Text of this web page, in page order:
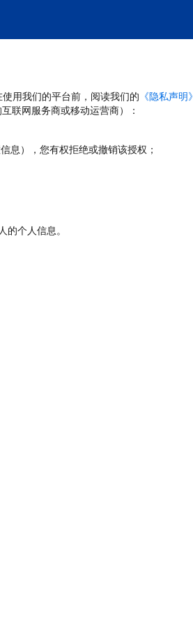
用我们的平台前，阅读我们的 《隐私声明》
联网服务商或移动运营商）：
息），您有权拒绝或撤销该授权；
的个人信息。